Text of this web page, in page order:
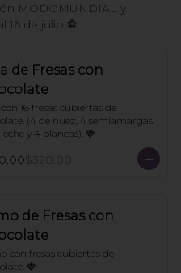
MODOMUNDIAL y
16 de julio ⚽
de Fresas con
16 fresas cubiertas de
(4 de nuez, 4 semiamargas,
y 4 blancas). 🍓
$320.00
de Fresas con
con fresas cubiertas de
🍓